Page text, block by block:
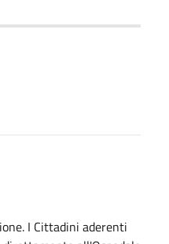
I Cittadini aderenti